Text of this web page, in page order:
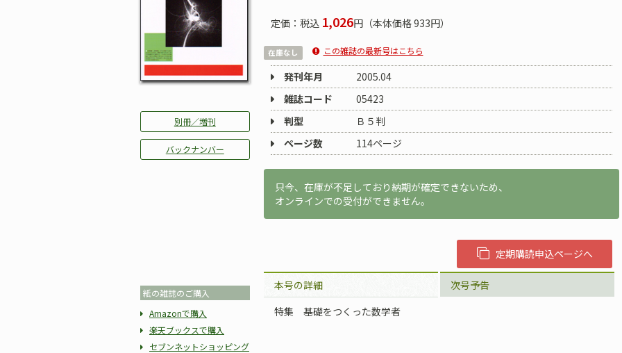
別冊／増刊
バックナンバー
定価：税込 1,026円（本体価格 933円）
在庫なし この雑誌の最新号はこちら
発刊年月
2005.04
雑誌コード
05423
判型
Ｂ５判
ページ数
114ページ
只今、在庫が不足しており納期が確定できないため、
オンラインでの受付ができません。
定期購読申込ページへ
紙の雑誌のご購入
Amazonで購入
楽天ブックスで購入
セブンネットショッピング
本号の詳細
次号予告
特集 基礎をつくった数学者